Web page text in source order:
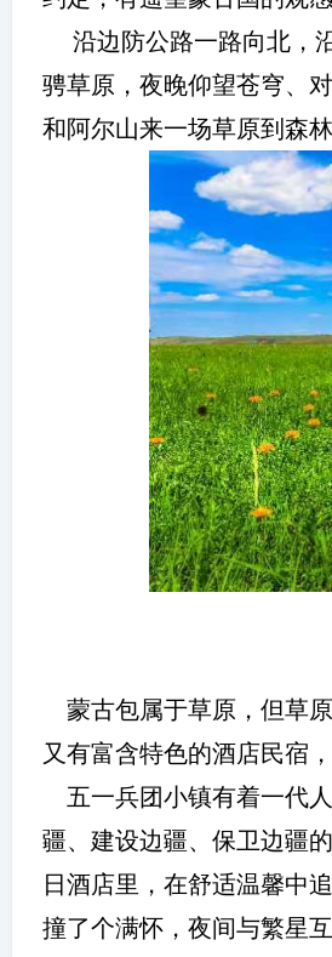
沿边防公路一路向北，
骋草原，夜晚仰望苍穹、
和阿尔山来一场草原到森
蒙古包属于草原，但草
又有富含特色的酒店民宿，
五一兵团小镇有着一代
疆、建设边疆、保卫边疆
日酒店里，在舒适温馨中
撞了个满怀，夜间与繁星